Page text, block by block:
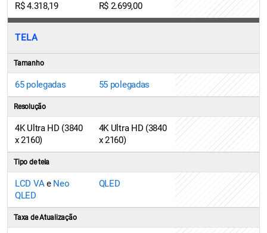
R$ 4.318,19 R$ 2.699,00
TELA
Tamanho
65 polegadas 55 polegadas
Resolução
4K Ultra HD (3840
x 2160)
4K Ultra HD (3840
x 2160)
Tipo de tela
LCD VAe Neo
QLED
QLED
Taxa de Atualização